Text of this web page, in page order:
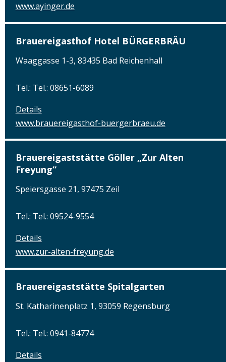
www.ayinger.de
Brauereigasthof Hotel BÜRGERBRÄU
Waaggasse 1-3, 83435 Bad Reichenhall
Tel.: Tel.: 08651-6089
Details
www.brauereigasthof-buergerbraeu.de
Brauereigaststätte Göller „Zur Alten
Freyung“
Speiersgasse 21, 97475 Zeil
Tel.: Tel.: 09524-9554
Details
www.zur-alten-freyung.de
Brauereigaststätte Spitalgarten
St. Katharinenplatz 1, 93059 Regensburg
Tel.: Tel.: 0941-84774
Details